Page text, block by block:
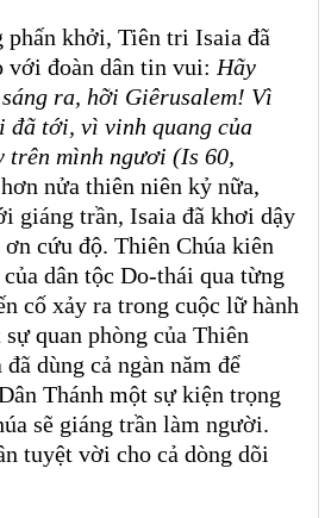
khởi, Tiên tri Isaia đã
với đoàn dân tin vui: Hãy
ra, hỡi Giêrusalem! Vì
đã tới, vì vinh quang của
trên mình ngươi (Is 60,
nửa thiên niên kỷ nữa,
giáng trần, Isaia đã khơi dậy
cứu độ. Thiên Chúa kiên
dân tộc Do-thái qua từng
cố xảy ra trong cuộc lữ hành
quan phòng của Thiên
đã dùng cả ngàn năm để
Thánh một sự kiện trọng
sẽ giáng trần làm người.
tuyệt vời cho cả dòng dõi